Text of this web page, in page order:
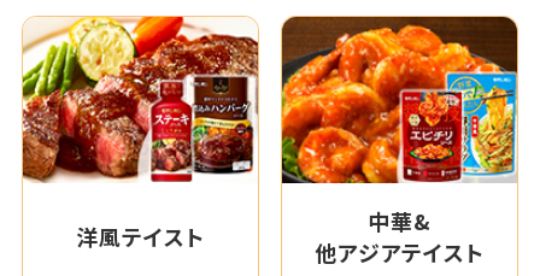
洋風テイスト
中華&
他アジアテイスト